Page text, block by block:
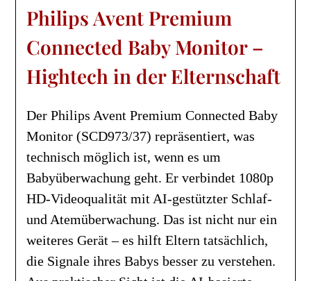
Philips Avent Premium
Connected Baby Monitor –
Hightech in der Elternschaft
Der Philips Avent Premium Connected Baby
Monitor (SCD973/37) repräsentiert, was
technisch möglich ist, wenn es um
Babyüberwachung geht. Er verbindet 1080p
HD-Videoqualität mit AI-gestützter Schlaf-
und Atemüberwachung. Das ist nicht nur ein
weiteres Gerät – es hilft Eltern tatsächlich,
die Signale ihres Babys besser zu verstehen.